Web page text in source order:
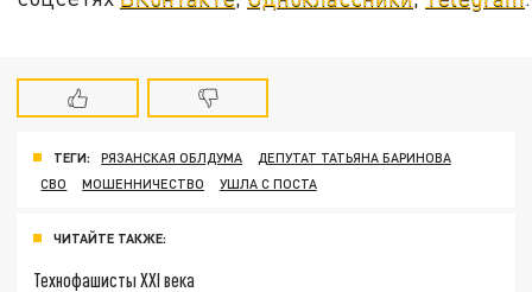
ТЕГИ: РЯЗАНСКАЯ ОБЛДУМА
ДЕПУТАТ ТАТЬЯНА БАРИНОВА
СВО
МОШЕННИЧЕСТВО УШЛА С ПОСТА
ЧИТАЙТЕ ТАКЖЕ:
Технофашисты XXI века